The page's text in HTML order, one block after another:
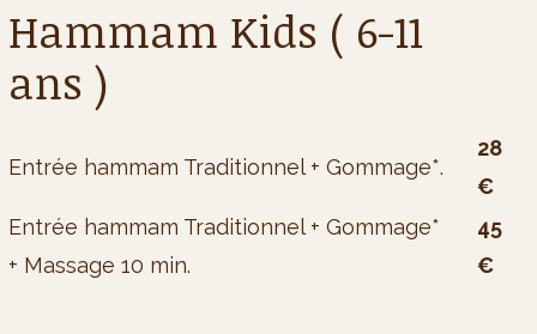
Hammam Kids ( 6-11
ans )
Entrée hammam Traditionnel + Gommage*.
28
€
Entrée hammam Traditionnel + Gommage*
+ Massage 10 min.
45
€